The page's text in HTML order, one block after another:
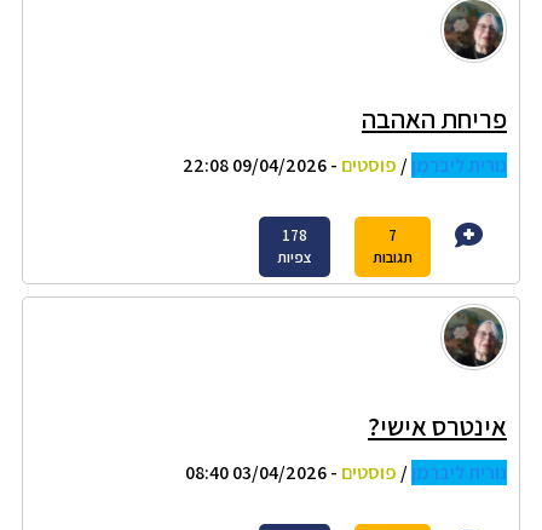
פריחת האהבה
נורית ליברמן/ פוסטים - 09/04/2026 22:08
7
תגובות
178
צפיות
אינטרס אישי?
נורית ליברמן/ פוסטים - 03/04/2026 08:40